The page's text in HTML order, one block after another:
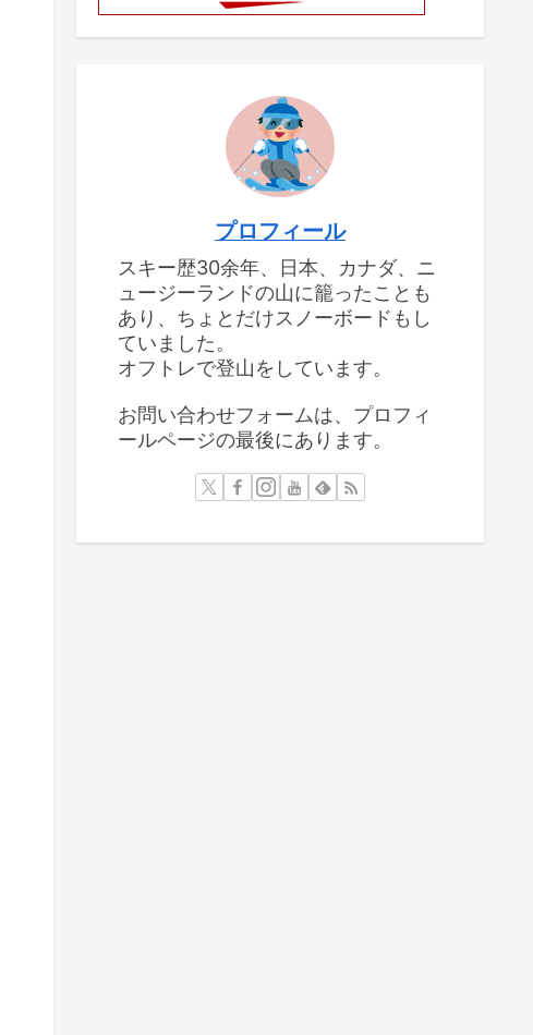
プロフィール
スキー歴30余年、日本、カナダ、ニ
ュージーランドの山に籠ったことも
あり、ちょとだけスノーボードもし
ていました。
オフトレで登山をしています。
お問い合わせフォームは、プロフィ
ールページの最後にあります。